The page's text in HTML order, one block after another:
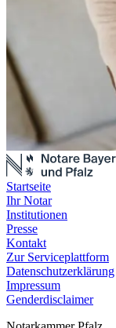
Startseite
Ihr Notar
Institutionen
Presse
Kontakt
Zur Serviceplattform
Datenschutzerklärung
Impressum
Genderdisclaimer